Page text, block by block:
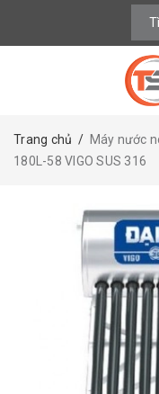
Trang chủ / Máy nước
180L-58 VIGO SUS 316